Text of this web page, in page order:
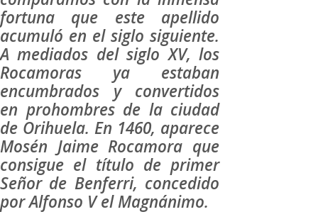
fortuna que este apellido
acumuló en el siglo siguiente.
A mediados del siglo XV, los
Rocamoras ya estaban
encumbrados y convertidos
en prohombres de la ciudad
de Orihuela. En 1460, aparece
Mosén Jaime Rocamora que
consigue el título de primer
Señor de Benferri, concedido
por Alfonso V el Magnánimo.